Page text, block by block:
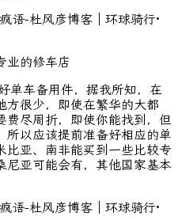
业的修车店
车备用件，据我所知，在
方很少，即使在繁华的大都
费尽周折，即使你能找到，但
所以应该提前准备好相应的单
比亚、南非能买到一些比较专
尼亚可能会有，其他国家基本